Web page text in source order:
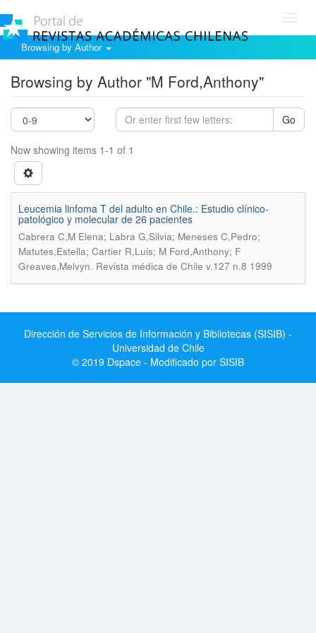
Browsing by Author
Browsing by Author "M Ford,Anthony"
Go
Now showing items 1-1 of 1
Leucemia linfoma T del adulto en Chile.: Estudio clínico-
patológico y molecular de 26 pacientes
Cabrera C,M Elena; Labra G,Silvia; Meneses C,Pedro;
Matutes,Estella; Cartier R,Luis; M Ford,Anthony; F
Greaves,Melvyn. Revista médica de Chile v.127 n.8 1999
Dirección de Servicios de Información y Bibliotecas (SISIB) -
Universidad de Chile
© 2019 Dspace - Modificado por SISIB